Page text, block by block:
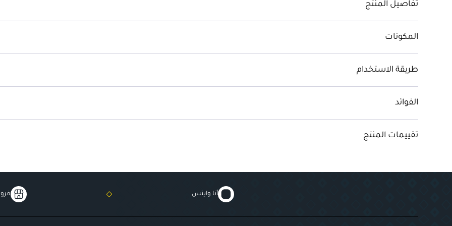
تفاصيل المنتج
المكونات
طريقة الاستخدام
الفوائد
تقييمات المنتج
أنا وايتس